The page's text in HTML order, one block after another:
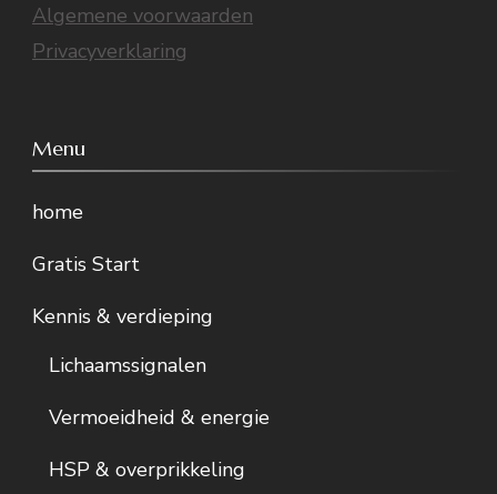
Algemene voorwaarden
Privacyverklaring
Menu
home
Gratis Start
Kennis & verdieping
Lichaamssignalen
Vermoeidheid & energie
HSP & overprikkeling